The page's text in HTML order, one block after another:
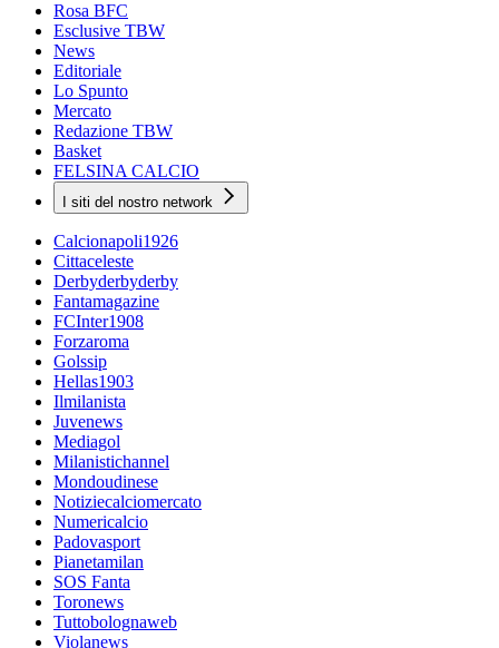
Rosa BFC
Esclusive TBW
News
Editoriale
Lo Spunto
Mercato
Redazione TBW
Basket
FELSINA CALCIO
I siti del nostro network
Calcionapoli1926
Cittaceleste
Derbyderbyderby
Fantamagazine
FCInter1908
Forzaroma
Golssip
Hellas1903
Ilmilanista
Juvenews
Mediagol
Milanistichannel
Mondoudinese
Notiziecalciomercato
Numericalcio
Padovasport
Pianetamilan
SOS Fanta
Toronews
Tuttobolognaweb
Violanews